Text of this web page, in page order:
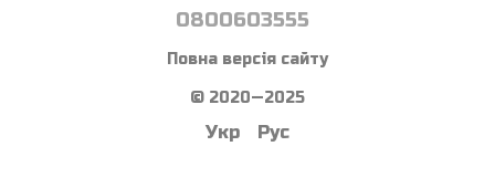
0800603555
Повна версія сайту
© 2020—2025
Укр Рус